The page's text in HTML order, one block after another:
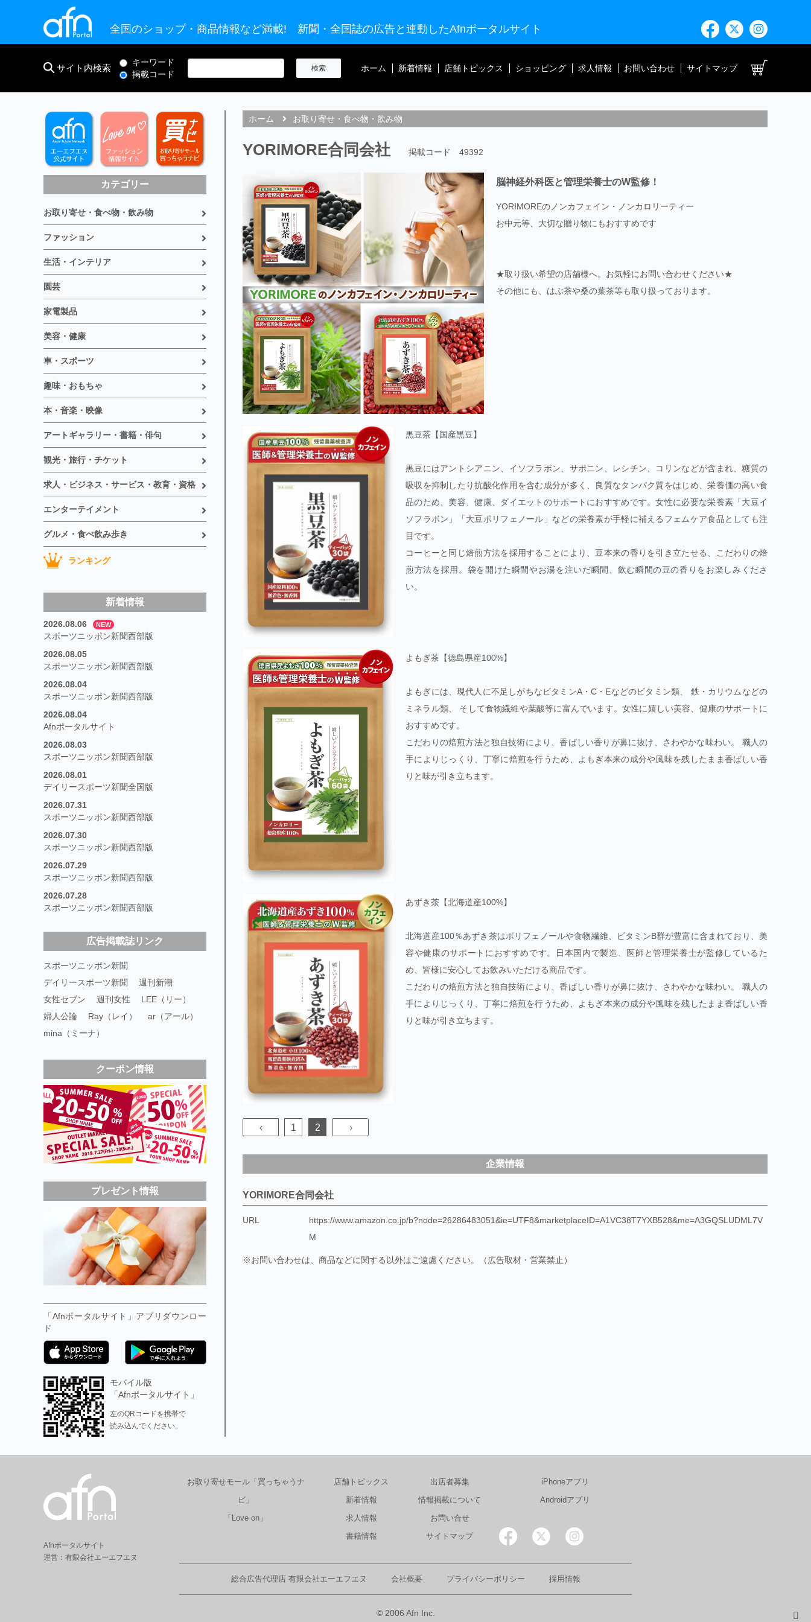
全国のショップ・商品情報など満載! 新聞・全国誌の広告と連動したAfnポータルサイト
サイト内検索
キーワード
掲載コード
ホーム 新着情報 店舗トピックス ショッピング 求人情報 お問い合わせ サイトマップ
カテゴリー
お取り寄せ・食べ物・飲み物
ファッション
生活・インテリア
園芸
家電製品
美容・健康
車・スポーツ
趣味・おもちゃ
本・音楽・映像
アートギャラリー・書籍・俳句
観光・旅行・チケット
求人・ビジネス・サービス・教育・資格
エンターテイメント
グルメ・食べ飲み歩き
ランキング
新着情報
2026.08.06 NEW
スポーツニッポン新聞西部版
2026.08.05
スポーツニッポン新聞西部版
2026.08.04
スポーツニッポン新聞西部版
2026.08.04
Afnポータルサイト
2026.08.03
スポーツニッポン新聞西部版
2026.08.01
デイリースポーツ新聞全国版
2026.07.31
スポーツニッポン新聞西部版
2026.07.30
スポーツニッポン新聞西部版
2026.07.29
スポーツニッポン新聞西部版
2026.07.28
スポーツニッポン新聞西部版
広告掲載誌リンク
スポーツニッポン新聞
デイリースポーツ新聞
週刊新潮
女性セブン
週刊女性
LEE（リー）
婦人公論
Ray（レイ）
ar（アール）
mina（ミーナ）
クーポン情報
プレゼント情報
「Afnポータルサイト」アプリダウンロー
ド
モバイル版
「Afnポータルサイト」
左のQRコードを携帯で
読み込んでください。
ホーム お取り寄せ・食べ物・飲み物
YORIMORE合同会社 掲載コード 49392
脳神経外科医と管理栄養士のW監修！
YORIMOREのノンカフェイン・ノンカロリーティー
お中元等、大切な贈り物にもおすすめです
★取り扱い希望の店舗様へ。お気軽にお問い合わせください★
その他にも、はぶ茶や桑の葉茶等も取り扱っております。
黒豆茶【国産黒豆】
黒豆にはアントシアニン、イソフラボン、サポニン、レシチン、コリンなどが含まれ、糖質の
吸収を抑制したり抗酸化作用を含む成分が多く、良質なタンパク質をはじめ、栄養価の高い食
品のため、美容、健康、ダイエットのサポートにおすすめです。女性に必要な栄養素「大豆イ
ソフラボン」「大豆ポリフェノール」などの栄養素が手軽に補えるフェムケア食品としても注
目です。
コーヒーと同じ焙煎方法を採用することにより、豆本来の香りを引き立たせる、こだわりの焙
煎方法を採用。袋を開けた瞬間やお湯を注いだ瞬間、飲む瞬間の豆の香りをお楽しみくださ
い。
よもぎ茶【徳島県産100%】
よもぎには、現代人に不足しがちなビタミンA・C・Eなどのビタミン類、 鉄・カリウムなどの
ミネラル類、 そして食物繊維や葉酸等に富んでいます。女性に嬉しい美容、健康のサポートに
おすすめです。
こだわりの焙煎方法と独自技術により、香ばしい香りが鼻に抜け、さわやかな味わい。 職人の
手によりじっくり、丁寧に焙煎を行うため、よもぎ本来の成分や風味を残したまま香ばしい香
りと味が引き立ちます。
あずき茶【北海道産100%】
北海道産100％あずき茶はポリフェノールや食物繊維、ビタミンB群が豊富に含まれており、美
容や健康のサポートにおすすめです。日本国内で製造、医師と管理栄養士が監修しているた
め、皆様に安心してお飲みいただける商品です。
こだわりの焙煎方法と独自技術により、香ばしい香りが鼻に抜け、さわやかな味わい。 職人の
手によりじっくり、丁寧に焙煎を行うため、よもぎ本来の成分や風味を残したまま香ばしい香
りと味が引き立ちます。
‹ 1 2 ›
企業情報
YORIMORE合同会社
URL
https://www.amazon.co.jp/b?node=26286483051&ie=UTF8&marketplaceID=A1VC38T7YXB528&me=A3GQSLUDML7V
M
※お問い合わせは、商品などに関する以外はご遠慮ください。（広告取材・営業禁止）
Afnポータルサイト
運営：有限会社エーエフエヌ
お取り寄せモール「買っちゃうナ
ビ」
「Love on」
店舗トピックス
新着情報
求人情報
書籍情報
出店者募集
情報掲載について
お問い合せ
サイトマップ
iPhoneアプリ
Androidアプリ
総合広告代理店 有限会社エーエフエヌ 会社概要 プライバシーポリシー 採用情報
© 2006 Afn Inc.